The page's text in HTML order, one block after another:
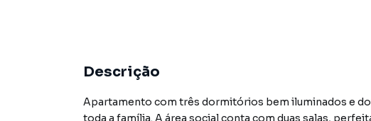
Descrição
Apartamento com três dormitórios bem iluminados e
toda a família. A área social conta com duas salas,